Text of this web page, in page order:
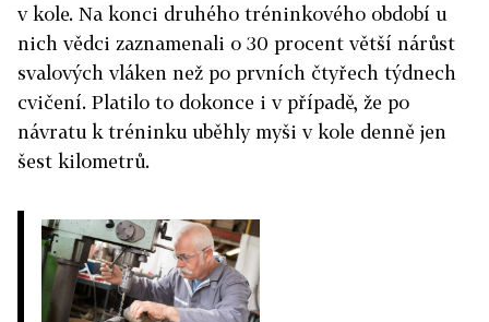
v kole. Na konci druhého tréninkového období u
nich vědci zaznamenali o 30 procent větší nárůst
svalových vláken než po prvních čtyřech týdnech
cvičení. Platilo to dokonce i v případě, že po
návratu k tréninku uběhly myši v kole denně jen
šest kilometrů.